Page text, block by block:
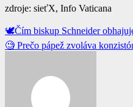
zdroje: sieťX, Info Vaticana
Navigácia
v
🕊️Čím biskup Schneider
🧐 Prečo pápež zvoláva